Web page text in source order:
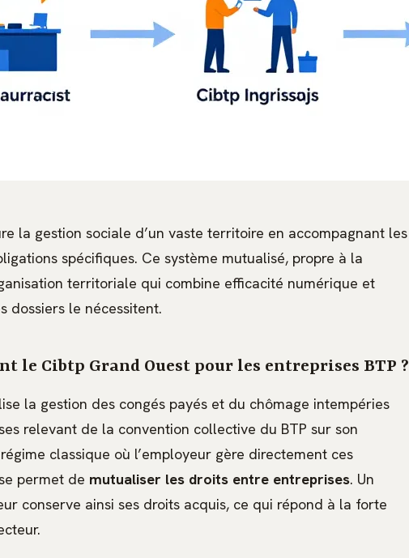
la gestion sociale d’un vaste territoire en accompagnant les
spécifiques. Ce système mutualisé, propre à la
territoriale qui combine efficacité numérique et
dossiers le nécessitent.
le Cibtp Grand Ouest pour les entreprises BTP ?
la gestion des congés payés et du chômage intempéries
relevant de la convention collective du BTP sur son
classique où l’employeur gère directement ces
permet de mutualiser les droits entre entreprises. Un
conserve ainsi ses droits acquis, ce qui répond à la forte